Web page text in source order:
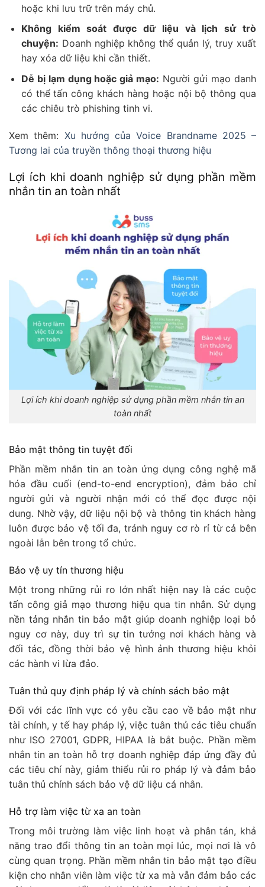
hoặc khi lưu trữ trên máy chủ.
Không kiểm soát được dữ liệu và lịch sử trò
chuyện: Doanh nghiệp không thể quản lý, truy xuất
hay xóa dữ liệu khi cần thiết.
Dễ bị lạm dụng hoặc giả mạo: Người gửi mạo danh
có thể tấn công khách hàng hoặc nội bộ thông qua
các chiêu trò phishing tinh vi.
Xem thêm: Xu hướng của Voice Brandname 2025 –
Tương lai của truyền thông thoại thương hiệu
Lợi ích khi doanh nghiệp sử dụng phần mềm
nhắn tin an toàn nhất
Lợi ích khi doanh nghiệp sử dụng phần mềm nhắn tin an
toàn nhất
Bảo mật thông tin tuyệt đối
Phần mềm nhắn tin an toàn ứng dụng công nghệ mã
hóa đầu cuối (end-to-end encryption), đảm bảo chỉ
người gửi và người nhận mới có thể đọc được nội
dung. Nhờ vậy, dữ liệu nội bộ và thông tin khách hàng
luôn được bảo vệ tối đa, tránh nguy cơ rò rỉ từ cả bên
ngoài lẫn bên trong tổ chức.
Bảo vệ uy tín thương hiệu
Một trong những rủi ro lớn nhất hiện nay là các cuộc
tấn công giả mạo thương hiệu qua tin nhắn. Sử dụng
nền tảng nhắn tin bảo mật giúp doanh nghiệp loại bỏ
nguy cơ này, duy trì sự tin tưởng nơi khách hàng và
đối tác, đồng thời bảo vệ hình ảnh thương hiệu khỏi
các hành vi lừa đảo.
Tuân thủ quy định pháp lý và chính sách bảo mật
Đối với các lĩnh vực có yêu cầu cao về bảo mật như
tài chính, y tế hay pháp lý, việc tuân thủ các tiêu chuẩn
như ISO 27001, GDPR, HIPAA là bắt buộc. Phần mềm
nhắn tin an toàn hỗ trợ doanh nghiệp đáp ứng đầy đủ
các tiêu chí này, giảm thiểu rủi ro pháp lý và đảm bảo
tuân thủ chính sách bảo vệ dữ liệu cá nhân.
Hỗ trợ làm việc từ xa an toàn
Trong môi trường làm việc linh hoạt và phân tán, khả
năng trao đổi thông tin an toàn mọi lúc, mọi nơi là vô
cùng quan trọng. Phần mềm nhắn tin bảo mật tạo điều
kiện cho nhân viên làm việc từ xa mà vẫn đảm bảo các